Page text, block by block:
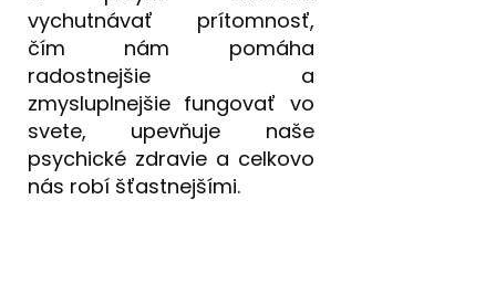
vychutnávať prítomnosť,
čím nám pomáha
radostnejšie a
zmysluplnejšie fungovať vo
svete, upevňuje naše
psychické zdravie a celkovo
nás robí šťastnejšími.